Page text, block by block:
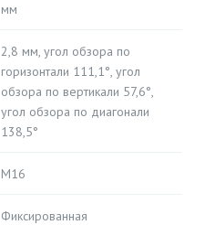
мм
2,8 мм, угол обзора по
горизонтали 111,1°, угол
обзора по вертикали 57,6°,
угол обзора по диагонали
138,5°
М16
Фиксированная